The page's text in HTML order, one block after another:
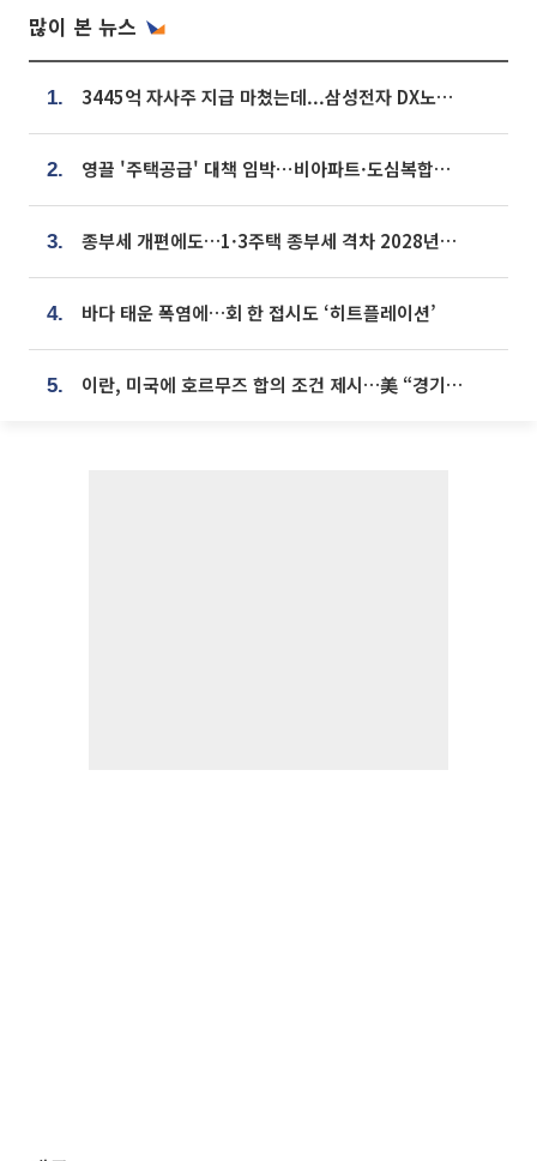
많이 본 뉴스
1. 3445억 자사주 지급 마쳤는데...삼성전자 DX노조, 뒤늦은 '떼쓰기 집회'
2. 영끌 '주택공급' 대책 임박⋯비아파트·도심복합까지 총동원
3. 종부세 개편에도…1·3주택 종부세 격차 2028년부터 확대
4. 바다 태운 폭염에…회 한 접시도 ‘히트플레이션’
5. 이란, 미국에 호르무즈 합의 조건 제시…美 “경기 아직 안 끝나” [종합]